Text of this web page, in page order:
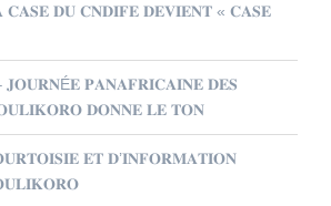
𝐂𝐀𝐒𝐄 𝐃𝐔 𝐂𝐍𝐃𝐈𝐅𝐄 𝐃𝐄𝐕𝐈𝐄𝐍𝐓 « 𝐂𝐀𝐒𝐄
𝐉𝐎𝐔𝐑𝐍É𝐄 𝐏𝐀𝐍𝐀𝐅𝐑𝐈𝐂𝐀𝐈𝐍𝐄 𝐃𝐄𝐒
𝐃𝐎𝐍𝐍𝐄 𝐋𝐄 𝐓𝐎𝐍
𝐄𝐓 𝐃’𝐈𝐍𝐅𝐎𝐑𝐌𝐀𝐓𝐈𝐎𝐍